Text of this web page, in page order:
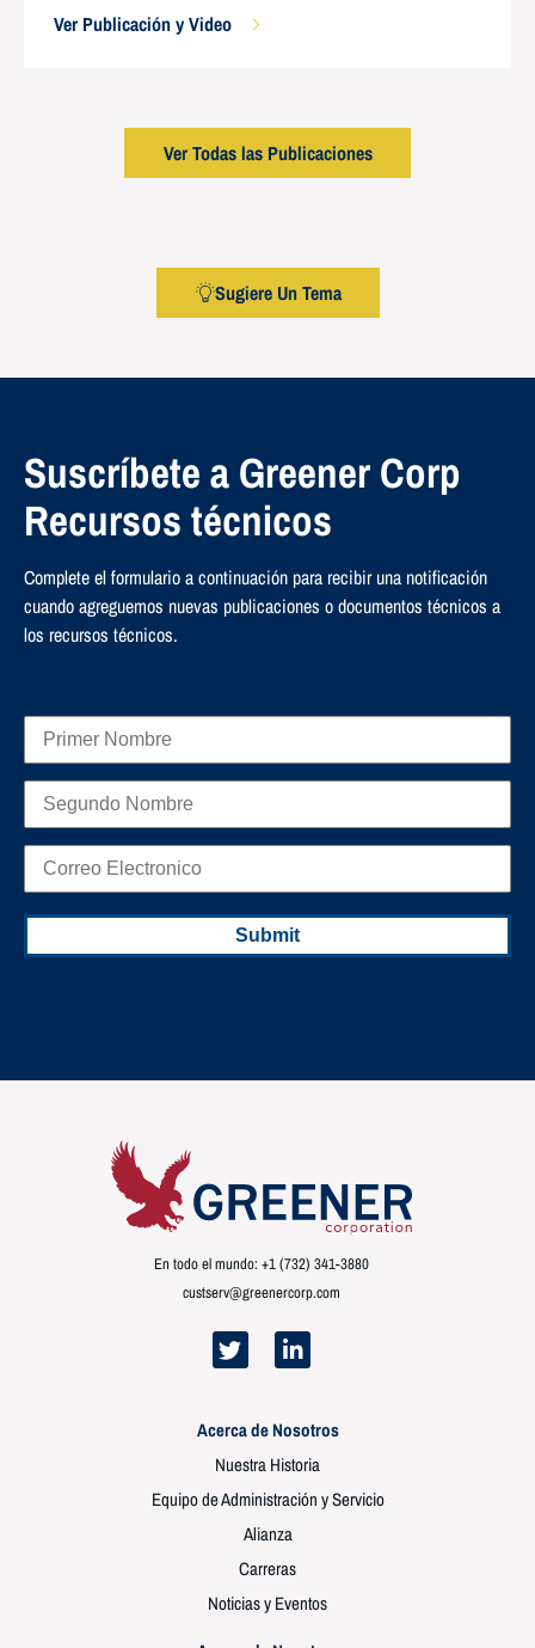
Ver Publicación y Video
Ver Todas las Publicaciones
Sugiere Un Tema
Suscríbete a Greener Corp
Recursos técnicos
Complete el formulario a continuación para recibir una notificación
cuando agreguemos nuevas publicaciones o documentos técnicos a
los recursos técnicos.
Acerca de Nosotros
Nuestra Historia
Equipo de Administración y Servicio
Alianza
Carreras
Noticias y Eventos
En todo el mundo: +1 (732) 341-3880
custserv@greenercorp.com